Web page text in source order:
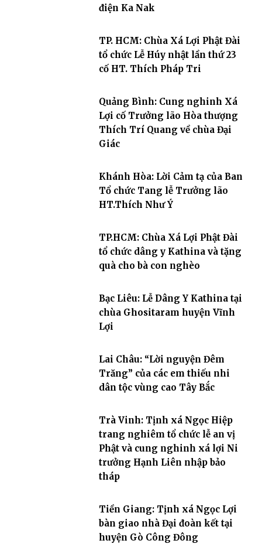
điện Ka Nak
TP. HCM: Chùa Xá Lợi Phật Đài
tổ chức Lễ Húy nhật lần thứ 23
cố HT. Thích Pháp Tri
Quảng Bình: Cung nghinh Xá
Lợi cố Trưởng lão Hòa thượng
Thích Trí Quang về chùa Đại
Giác
Khánh Hòa: Lời Cảm tạ của Ban
Tổ chức Tang lễ Trưởng lão
HT.Thích Như Ý
TP.HCM: Chùa Xá Lợi Phật Đài
tổ chức dâng y Kathina và tặng
quà cho bà con nghèo
Bạc Liêu: Lễ Dâng Y Kathina tại
chùa Ghositaram huyện Vĩnh
Lợi
Lai Châu: “Lời nguyện Đêm
Trăng” của các em thiếu nhi
dân tộc vùng cao Tây Bắc
Trà Vinh: Tịnh xá Ngọc Hiệp
trang nghiêm tổ chức lễ an vị
Phật và cung nghinh xá lợi Ni
trưởng Hạnh Liên nhập bảo
tháp
Tiền Giang: Tịnh xá Ngọc Lợi
bàn giao nhà Đại đoàn kết tại
huyện Gò Công Đông